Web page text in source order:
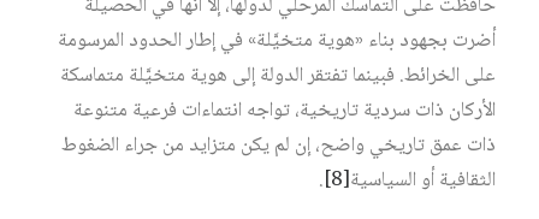
أضرت بجهود بناء «هوية متخيَّلة» في إطار الحدود المرسومة
على الخرائط. فبينما تفتقر الدولة إلى هوية متخيَّلة متماسكة
الأركان ذات سردية تاريخية، تواجه انتماءات فرعية متنوعة
ذات عمق تاريخي واضح، إن لم يكن متزايد من جراء الضغوط
الثقافية أو السياسية‏[8]
.